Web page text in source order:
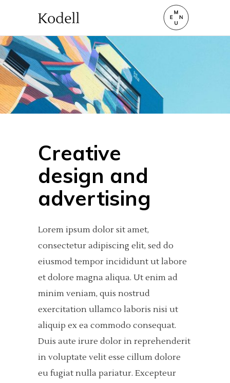
Creative
design and
advertising
Lorem ipsum dolor sit amet,
consectetur adipiscing elit, sed do
eiusmod tempor incididunt ut labore
et dolore magna aliqua. Ut enim ad
minim veniam, quis nostrud
exercitation ullamco laboris nisi ut
aliquip ex ea commodo consequat.
Duis aute irure dolor in reprehenderit
in voluptate velit esse cillum dolore
eu fugiat nulla pariatur. Excepteur